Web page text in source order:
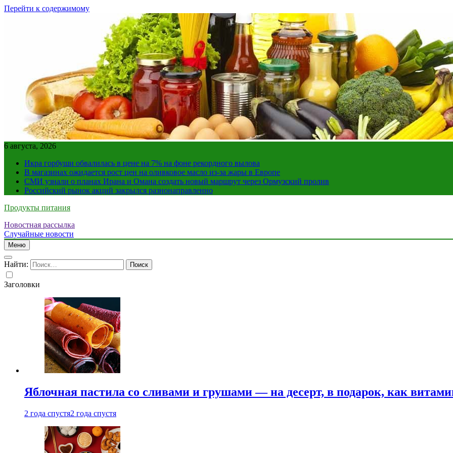
Перейти к содержимому
6 августа, 2026
Икра горбуши обвалилась в цене на 7% на фоне рекордного вылова
В магазинах ожидается рост цен на оливковое масло из-за жары в Европе
СМИ узнали о планах Ирана и Омана создать новый маршрут через Ормузский пролив
Российский рынок акций закрылся разнонаправленно
Продукты питания
Новостная рассылка
Случайные новости
Меню
Найти:
Заголовки
Яблочная пастила со сливами и грушами — на десерт, в подарок, как
2 года спустя2 года спустя